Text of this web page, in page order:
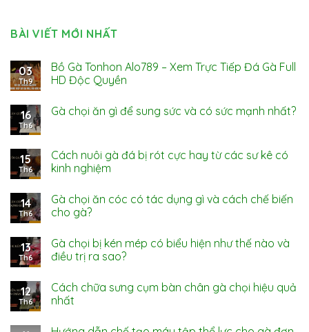
BÀI VIẾT MỚI NHẤT
03
Th9
Bồ Gà Tonhon Alo789 – Xem Trực Tiếp Đá Gà Full
HD Độc Quyền
16
Th6
Gà chọi ăn gì để sung sức và có sức mạnh nhất?
15
Th6
Cách nuôi gà đá bị rót cực hay từ các sư kê có
kinh nghiệm
14
Th6
Gà chọi ăn cóc có tác dụng gì và cách chế biến
cho gà?
13
Th6
Gà chọi bị kén mép có biểu hiện như thế nào và
điều trị ra sao?
12
Th6
Cách chữa sưng cụm bàn chân gà chọi hiệu quả
nhất